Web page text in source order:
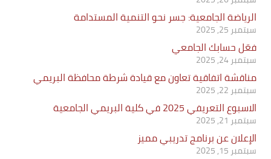
الرياضة الجامعية: جسر نحو التنمية المستدامة
سبتمبر 25, 2025
فعّل حسابك الجامعي
سبتمبر 24, 2025
مناقشة اتفاقية تعاون مع قيادة شرطة محافظة البريمي
سبتمبر 22, 2025
الاسبوع التعريفي 2025 في كلية البريمي الجامعية
سبتمبر 21, 2025
الإعلان عن برنامج تدريبي مميز
سبتمبر 15, 2025